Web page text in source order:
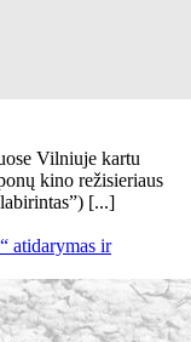
Vilniuje kartu
kino režisieriaus
[...]
atidarymas ir